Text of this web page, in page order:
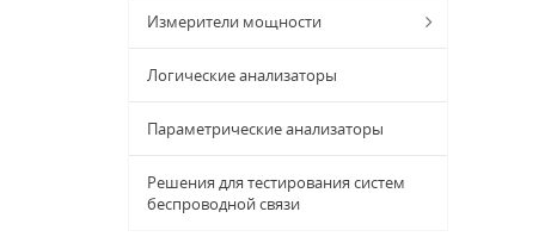
Измерители мощности
Логические анализаторы
Параметрические анализаторы
Решения для тестирования систем
беспроводной связи